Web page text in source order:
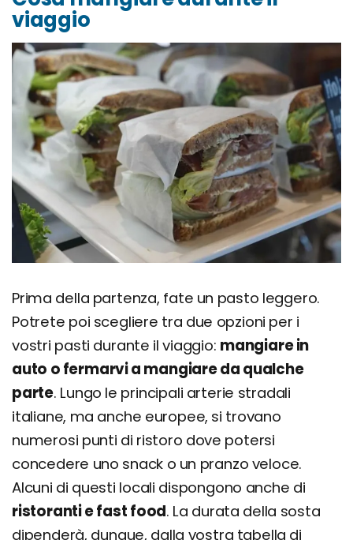
viaggio
Prima della partenza, fate un pasto leggero.
Potrete poi scegliere tra due opzioni per i
vostri pasti durante il viaggio: mangiare in
auto o fermarvi a mangiare da qualche
parte. Lungo le principali arterie stradali
italiane, ma anche europee, si trovano
numerosi punti di ristoro dove potersi
concedere uno snack o un pranzo veloce.
Alcuni di questi locali dispongono anche di
ristoranti e fast food. La durata della sosta
dipenderà, dunque, dalla vostra tabella di